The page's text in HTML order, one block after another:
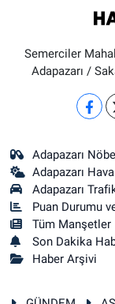
Semerciler
Adapazarı /
Adapazarı
Adapazarı
Adapazarı
Puan Durumu
Tüm Manşetler
Son Dakika
Haber Arşivi